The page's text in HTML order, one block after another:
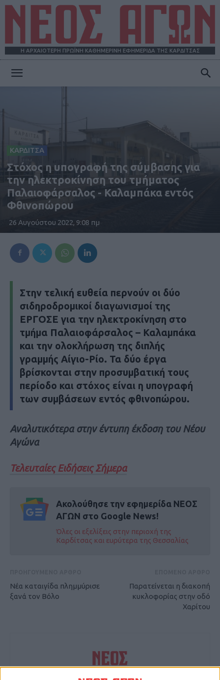
Η ΑΡΧΑΙΟΤΕΡΗ ΠΡΩΪΝΗ ΚΑΘΗΜΕΡΙΝΗ ΕΦΗΜΕΡΙΔΑ ΤΗΣ ΚΑΡΔΙΤΣΑΣ
ΚΑΡΔΙΤΣΑ
Στόχος η υπογραφή της σύμβασης για
την ηλεκτροκίνηση του τμήματος
Παλαιοφάρσαλος - Καλαμπάκα εντός
Φθινοπώρου
26 Αυγούστου 2022, 9:08 πμ
Στην τελική ευθεία περνούν οι δύο
σιδηροδρομικοί διαγωνισμοί της
ΕΡΓΟΣΕ για την ηλεκτροκίνηση στο
τμήμα Παλαιοφάρσαλος – Καλαμπάκα
και την ολοκλήρωση της διπλής
γραμμής Αίγιο-Ρίο. Τα δύο έργα
βρίσκονται στην προσυμβατική τους
περίοδο και στόχος είναι η υπογραφή
των συμβάσεων εντός φθινοπώρου.
Αναλυτικότερα στην έντυπη έκδοση του Νέου
Αγώνα
Τελευταίες Ειδήσεις Σήμερα
Ακολούθησε την εφημερίδα ΝΕΟΣ
ΑΓΩΝ στο Google News!
Όλες οι εξελίξεις στην περιοχή της
Καρδίτσας και ευρύτερα της Θεσσαλίας
Nέα καταιγίδα πλημμύρισε
ξανά τον Βόλο
Παρατείνεται η διακοπή
κυκλοφορίας στην οδό
Χαρίτου